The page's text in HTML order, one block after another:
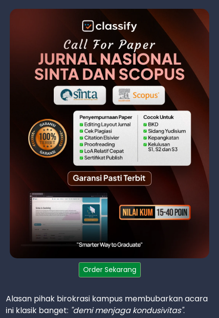
Order Sekarang
Alasan pihak birokrasi kampus membubarkan acara
ini klasik banget: "demi menjaga kondusivitas".